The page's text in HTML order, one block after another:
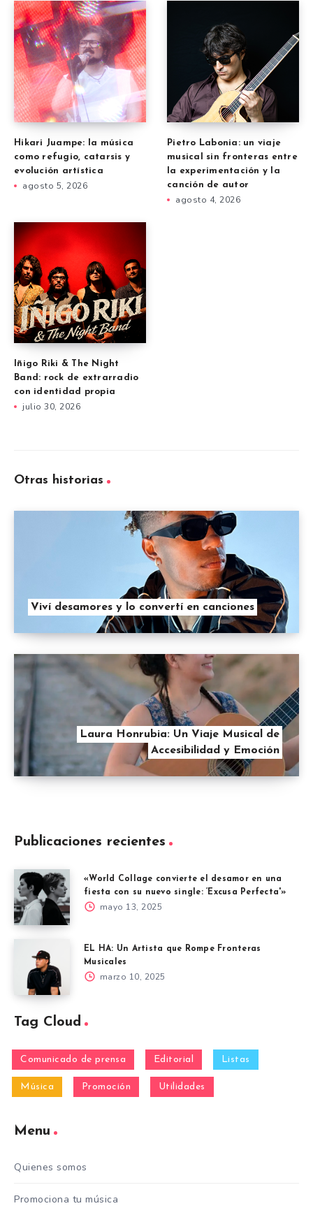
Hikari Juampe: la música
como refugio, catarsis y
evolución artística
agosto 5, 2026
Pietro Labonia: un viaje
musical sin fronteras entre
la experimentación y la
canción de autor
agosto 4, 2026
Iñigo Riki & The Night
Band: rock de extrarradio
con identidad propia
julio 30, 2026
Otras historias
Viví desamores y lo convertí en canciones
Laura Honrubia: Un Viaje Musical de
Accesibilidad y Emoción
Publicaciones recientes
«World Collage convierte el desamor en una
fiesta con su nuevo single: ‘Excusa Perfecta'»
mayo 13, 2025
EL HA: Un Artista que Rompe Fronteras
Musicales
marzo 10, 2025
Tag Cloud
Comunicado de prensa Editorial Listas
Música Promoción Utilidades
Menu
Quienes somos
Promociona tu música